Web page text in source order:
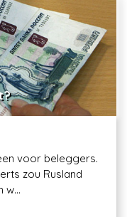
voor beleggers.
zou Rusland
w...